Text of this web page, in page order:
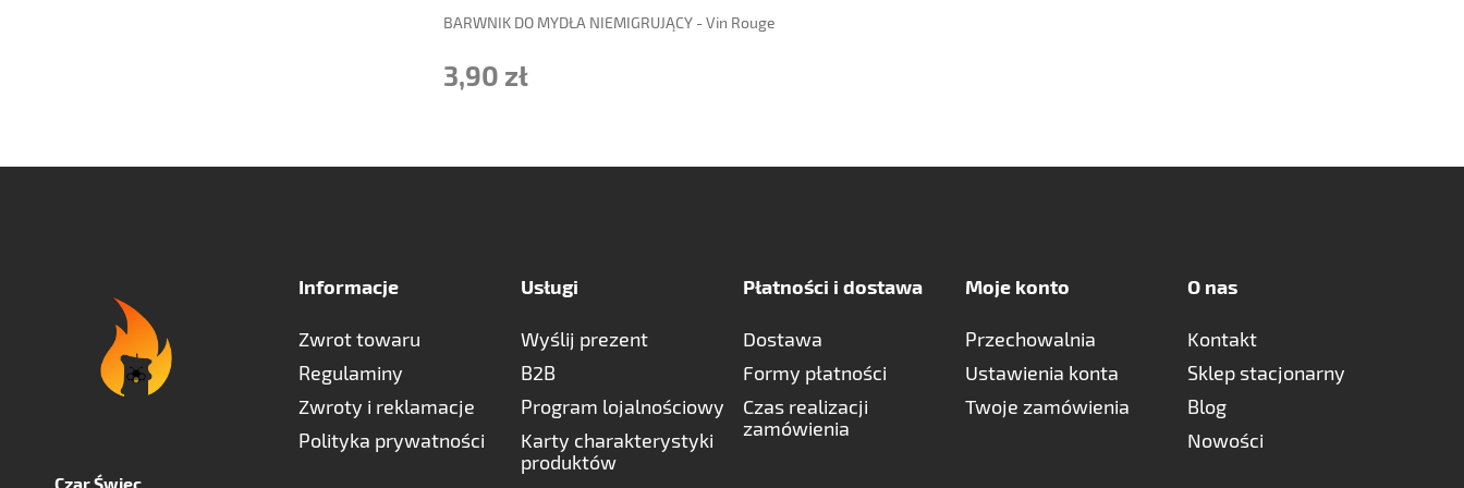
BARWNIK DO MYDŁA NIEMIGRUJĄCY - Vin Rouge
3,90 zł
Informacje
Zwrot towaru
Regulaminy
Zwroty i reklamacje
Polityka prywatności
Usługi
Wyślij prezent
B2B
Program lojalnościowy
Karty charakterystyki
produktów
Płatności i dostawa
Dostawa
Formy płatności
Czas realizacji
zamówienia
Moje konto
Przechowalnia
Ustawienia konta
Twoje zamówienia
O nas
Kontakt
Sklep stacjonarny
Blog
Nowości
Czar Świec